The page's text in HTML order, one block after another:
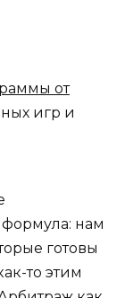
от
игр и
нам
готовы
то этим